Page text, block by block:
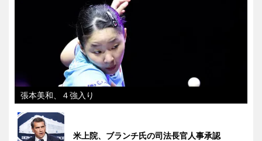
張本美和、４強入り
米上院、ブランチ氏の司法長官人事承認